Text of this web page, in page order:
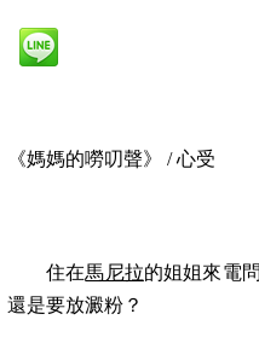
《媽媽的嘮叨聲》 /心受
住在馬尼拉的姐姐來電
還是要放澱粉？